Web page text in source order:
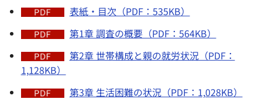
表紙・目次（PDF：535KB）
第1章 調査の概要（PDF：564KB）
第2章 世帯構成と親の就労状況（PDF：
1,128KB）
第3章 生活困難の状況（PDF：1,028KB）